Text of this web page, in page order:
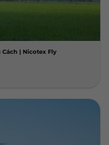
Cách | Nicotex Fly